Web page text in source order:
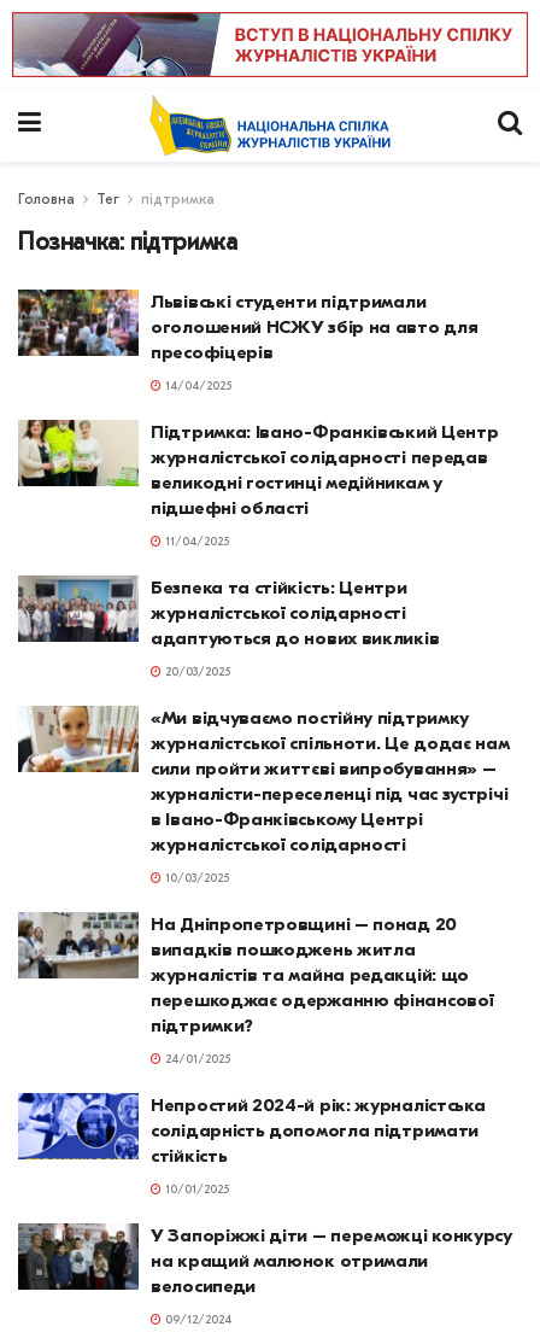
Головна Тег підтримка
Позначка: підтримка
Львівські студенти підтримали
оголошений НСЖУ збір на авто для
пресофіцерів
14/04/2025
Підтримка: Івано-Франківський Центр
журналістської солідарності передав
великодні гостинці медійникам у
підшефні області
11/04/2025
Безпека та стійкість: Центри
журналістської солідарності
адаптуються до нових викликів
20/03/2025
«Ми відчуваємо постійну підтримку
журналістської спільноти. Це додає нам
сили пройти життєві випробування» –
журналісти-переселенці під час зустрічі
в Івано-Франківському Центрі
журналістської солідарності
10/03/2025
На Дніпропетровщині – понад 20
випадків пошкоджень житла
журналістів та майна редакцій: що
перешкоджає одержанню фінансової
підтримки?
24/01/2025
Непростий 2024-й рік: журналістська
солідарність допомогла підтримати
стійкість
10/01/2025
У Запоріжжі діти – переможці конкурсу
на кращий малюнок отримали
велосипеди
09/12/2024